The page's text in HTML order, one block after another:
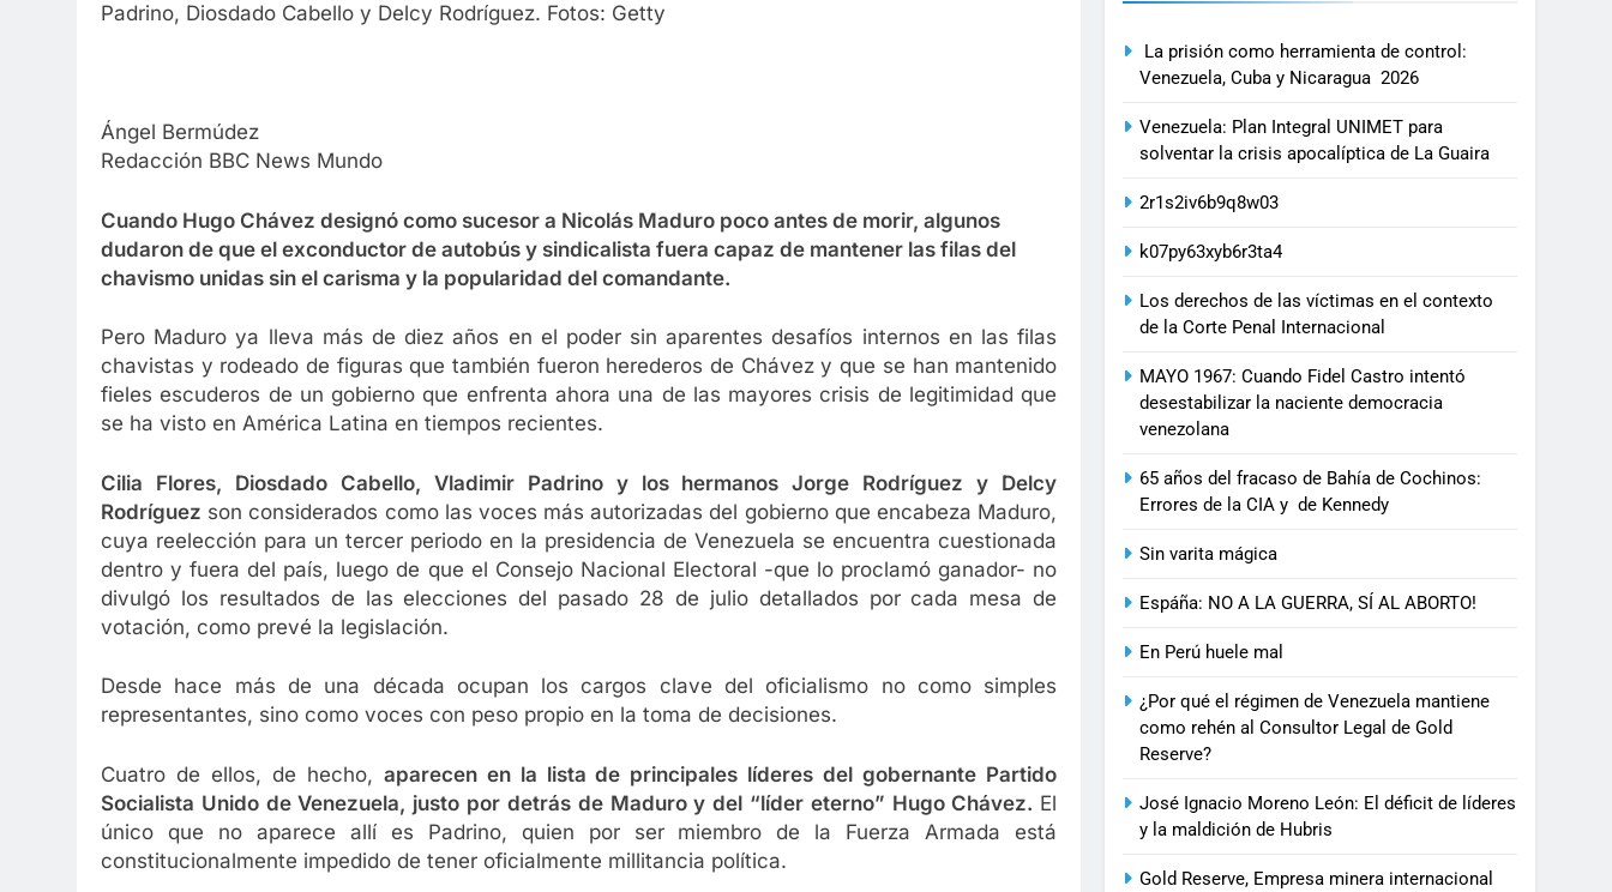
Padrino, Diosdado Cabello y Delcy Rodríguez. Fotos: Getty
Ángel Bermúdez
Redacción BBC News Mundo
Cuando Hugo Chávez designó como sucesor a Nicolás Maduro poco antes de morir, algunos
dudaron de que el exconductor de autobús y sindicalista fuera capaz de mantener las filas del
chavismo unidas sin el carisma y la popularidad del comandante.
Pero Maduro ya lleva más de diez años en el poder sin aparentes desafíos internos en las filas
chavistas y rodeado de figuras que también fueron herederos de Chávez y que se han mantenido
fieles escuderos de un gobierno que enfrenta ahora una de las mayores crisis de legitimidad que
se ha visto en América Latina en tiempos recientes.
Cilia Flores, Diosdado Cabello, Vladimir Padrino y los hermanos Jorge Rodríguez y Delcy
Rodríguez son considerados como las voces más autorizadas del gobierno que encabeza Maduro,
cuya reelección para un tercer periodo en la presidencia de Venezuela se encuentra cuestionada
dentro y fuera del país, luego de que el Consejo Nacional Electoral -que lo proclamó ganador- no
divulgó los resultados de las elecciones del pasado 28 de julio detallados por cada mesa de
votación, como prevé la legislación.
Desde hace más de una década ocupan los cargos clave del oficialismo no como simples
representantes, sino como voces con peso propio en la toma de decisiones.
Cuatro de ellos, de hecho, aparecen en la lista de principales líderes del gobernante Partido
Socialista Unido de Venezuela, justo por detrás de Maduro y del “líder eterno” Hugo Chávez. El
único que no aparece allí es Padrino, quien por ser miembro de la Fuerza Armada está
constitucionalmente impedido de tener oficialmente millitancia política.
La prisión como herramienta de control:
Venezuela, Cuba y Nicaragua 2026
Venezuela: Plan Integral UNIMET para
solventar la crisis apocalíptica de La Guaira
2r1s2iv6b9q8w03
k07py63xyb6r3ta4
Los derechos de las víctimas en el contexto
de la Corte Penal Internacional
MAYO 1967: Cuando Fidel Castro intentó
desestabilizar la naciente democracia
venezolana
65 años del fracaso de Bahía de Cochinos:
Errores de la CIA y de Kennedy
Sin varita mágica
Espáña: NO A LA GUERRA, SÍ AL ABORTO!
En Perú huele mal
¿Por qué el régimen de Venezuela mantiene
como rehén al Consultor Legal de Gold
Reserve?
José Ignacio Moreno León: El déficit de líderes
y la maldición de Hubris
Gold Reserve, Empresa minera internacional